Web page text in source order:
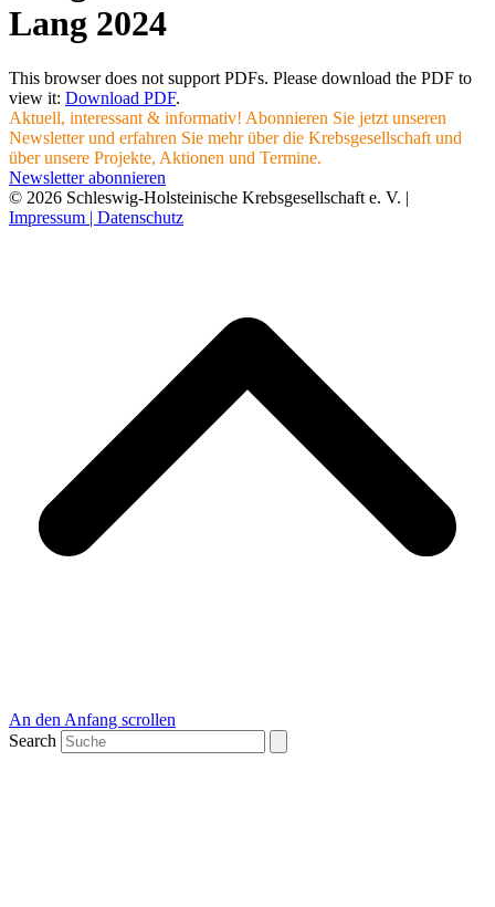
Lang 2024
This browser does not support PDFs. Please download the PDF to
view it: Download PDF.
Aktuell, interessant & informativ! Abonnieren Sie jetzt unseren
Newsletter und erfahren Sie mehr über die Krebsgesellschaft und
über unsere Projekte, Aktionen und Termine.
Newsletter abonnieren
© 2026 Schleswig-Holsteinische Krebsgesellschaft e. V. |
Impressum | Datenschutz
An den Anfang scrollen
Search